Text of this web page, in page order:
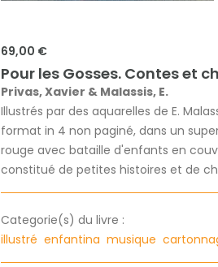
69,00 €
Pour les Gosses. Contes et
Privas, Xavier & Malassis, E.
Illustrés par des aquarelles de E.
format in 4 non paginé, dans un
rouge avec bataille d'enfants en
constitué de petites histoires et de
Categorie(s) du livre :
illustré enfantina musique